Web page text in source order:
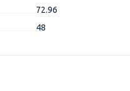
72.96
48